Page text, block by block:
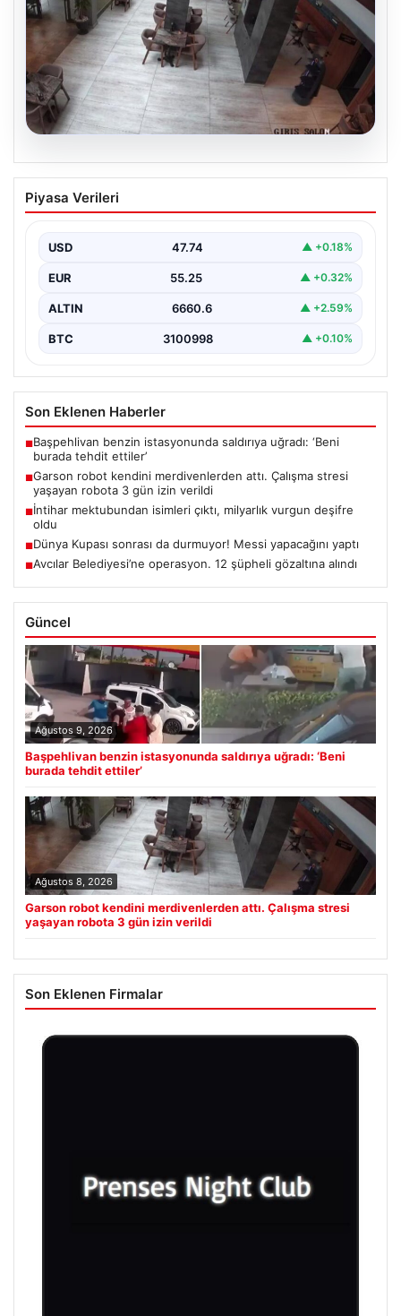
Garson robot kendini merdivenlerden
attı. Çalışma stresi yaşayan robota 3
Piyasa Verileri
USD 47.74 ▲ +0.18%
EUR 55.25 ▲ +0.32%
ALTIN 6660.6 ▲ +2.59%
BTC 3100998 ▲ +0.10%
Son Eklenen Haberler
■Başpehlivan benzin istasyonunda saldırıya uğradı: ‘Beni
burada tehdit ettiler’
■Garson robot kendini merdivenlerden attı. Çalışma stresi
yaşayan robota 3 gün izin verildi
■İntihar mektubundan isimleri çıktı, milyarlık vurgun deşifre
oldu
■Dünya Kupası sonrası da durmuyor! Messi yapacağını yaptı
■Avcılar Belediyesi’ne operasyon. 12 şüpheli gözaltına alındı
Güncel
Ağustos 9, 2026
Başpehlivan benzin istasyonunda saldırıya uğradı: ‘Beni
burada tehdit ettiler’
Ağustos 8, 2026
Garson robot kendini merdivenlerden attı. Çalışma stresi
yaşayan robota 3 gün izin verildi
Son Eklenen Firmalar